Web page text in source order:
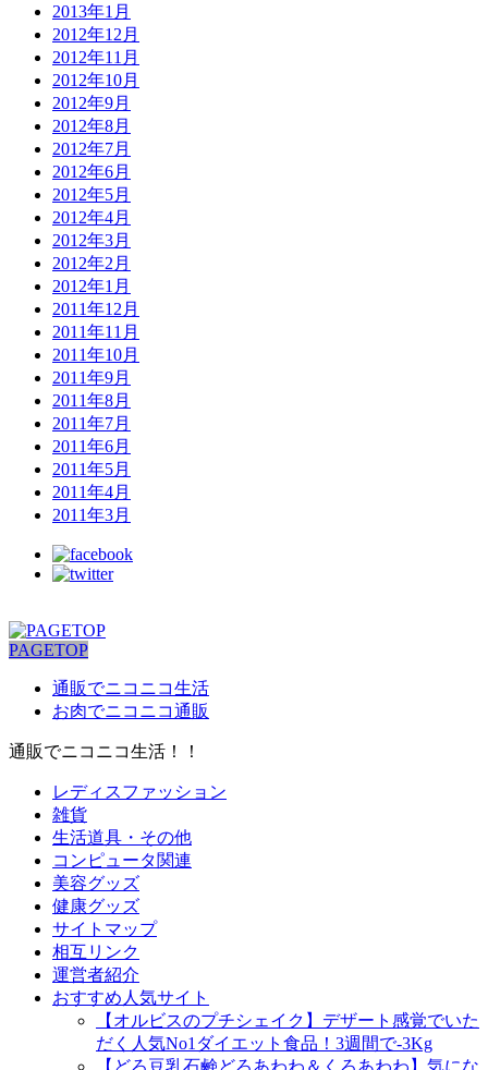
2013年1月
2012年12月
2012年11月
2012年10月
2012年9月
2012年8月
2012年7月
2012年6月
2012年5月
2012年4月
2012年3月
2012年2月
2012年1月
2011年12月
2011年11月
2011年10月
2011年9月
2011年8月
2011年7月
2011年6月
2011年5月
2011年4月
2011年3月
PAGETOP
通販でニコニコ生活
お肉でニコニコ通販
通販でニコニコ生活！！
レディスファッション
雑貨
生活道具・その他
コンピュータ関連
美容グッズ
健康グッズ
サイトマップ
相互リンク
運営者紹介
おすすめ人気サイト
【オルビスのプチシェイク】デザート感覚でいた
だく人気No1ダイエット食品！3週間で-3Kg